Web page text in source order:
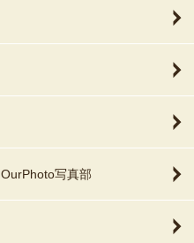
写真部